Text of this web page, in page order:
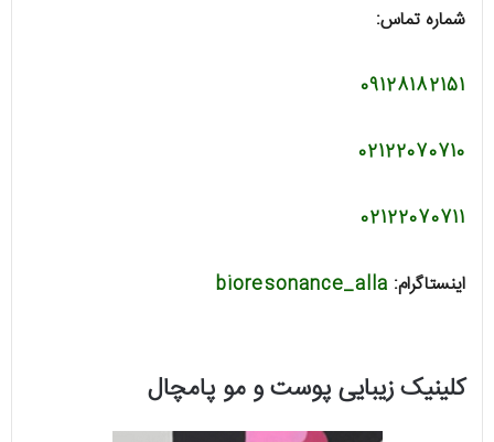
شماره تماس:
09128182151
02122070710
02122070711
اینستاگرام: bioresonance_alla
کلینیک زیبایی پوست و مو پامچال